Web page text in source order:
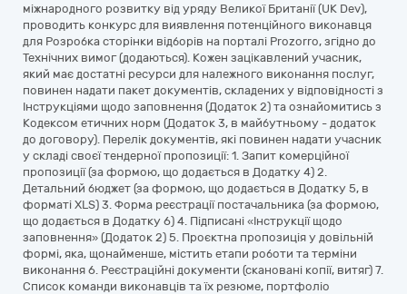
міжнародного розвитку від уряду Великої Британії (UK Dev),
проводить конкурс для виявлення потенційного виконавця
для Розробка сторінки відборів на порталі Prozorro, згідно до
Технічних вимог (додаються). Кожен зацікавлений учасник,
який має достатні ресурси для належного виконання послуг,
повинен надати пакет документів, складених у відповідності з
Інструкціями щодо заповнення (Додаток 2) та ознайомитись з
Кодексом етичних норм (Додаток 3, в майбутньому - додаток
до договору). Перелік документів, які повинен надати учасник
у складі своєї тендерної пропозиції: 1. Запит комерційної
пропозиції (за формою, що додається в Додатку 4) 2.
Детальний бюджет (за формою, що додається в Додатку 5, в
форматі XLS) 3. Форма реєстрації постачальника (за формою,
що додається в Додатку 6) 4. Підписані «Інструкції щодо
заповнення» (Додаток 2) 5. Проєктна пропозиція у довільній
формі, яка, щонайменше, містить етапи роботи та терміни
виконання 6. Реєстраційні документи (скановані копії, витяг) 7.
Список команди виконавців та їх резюме, портфоліо